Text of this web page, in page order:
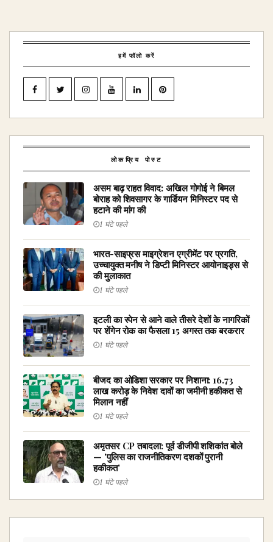
हमें फॉलो करें
लोकप्रिय पोस्ट
असम बाढ़ राहत विवाद: अखिल गोगोई ने बिमल
बोराह को शिवसागर के गार्डियन मिनिस्टर पद से
हटाने की मांग की
1 घंटे पहले
भारत-साइप्रस माइग्रेशन एग्रीमेंट पर प्रगति,
उच्चायुक्त मनीष ने डिप्टी मिनिस्टर आयोनाइड्स से
की मुलाकात
1 घंटे पहले
इटली का स्पेन से आने वाले तीसरे देशों के नागरिकों
पर शेंगेन रोक का फैसला 15 अगस्त तक बरकरार
1 घंटे पहले
बीजद का ओडिशा सरकार पर निशाना: ₹16.73
लाख करोड़ के निवेश दावों का जमीनी हकीकत से
मिलान नहीं
1 घंटे पहले
अमृतसर CP तबादला: पूर्व डीजीपी शशिकांत बोले
— 'पुलिस का राजनीतिकरण दशकों पुरानी
हकीकत'
1 घंटे पहले